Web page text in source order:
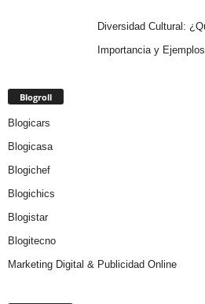
Diversidad Cultural:
Importancia y
Blogroll
Blogicars
Blogicasa
Blogichef
Blogichics
Blogistar
Blogitecno
Marketing Digital & Publicidad Online